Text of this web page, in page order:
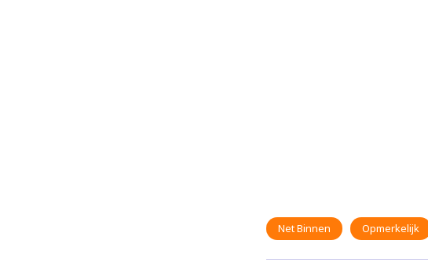
Net Binnen Opmerkelijk